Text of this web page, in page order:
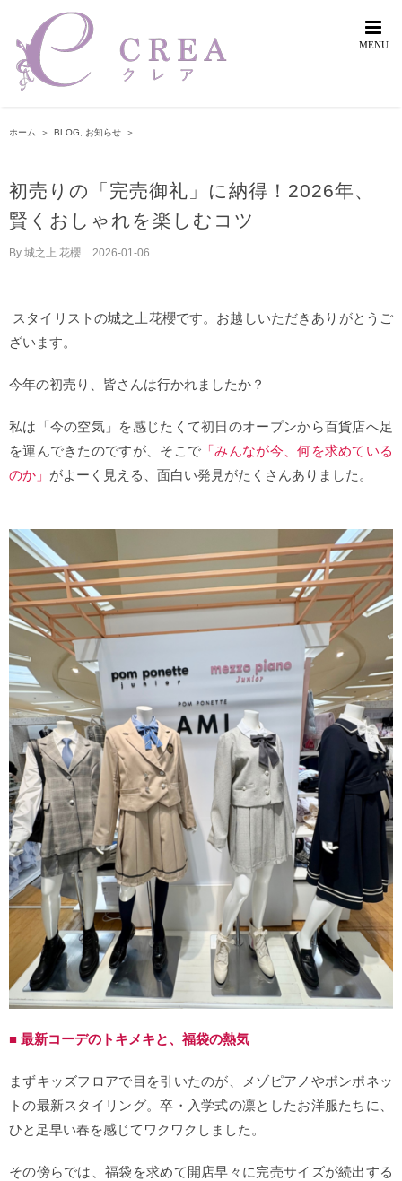
content
ホーム ＞ BLOG お知らせ ＞
初売りの「完売御礼」に納得！2026年、
賢くおしゃれを楽しむコツ
By 城之上 花櫻 2026-01-06
スタイリストの城之上花櫻です。お越しいただきありがとうご
ざいます。
今年の初売り、皆さんは行かれましたか？
私は「今の空気」を感じたくて初日のオープンから百貨店へ足
を運んできたのですが、そこで 「みんなが今、何を求めている
のか」 がよーく見える、面白い発見がたくさんありました。
■ 最新コーデのトキメキと、福袋の熱気
まずキッズフロアで目を引いたのが、メゾピアノやポンポネッ
トの最新スタイリング。卒・入学式の凛としたお洋服たちに、
ひと足早い春を感じてワクワクしました。
その傍らでは、福袋を求めて開店早々に完売サイズが続出する